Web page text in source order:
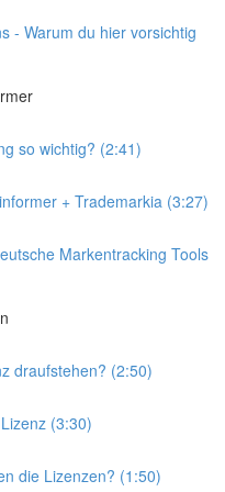
- Warum du hier vorsichtig
so wichtig? (2:41)
+ Trademarkia (3:27)
Markentracking Tools
draufstehen? (2:50)
(3:30)
die Lizenzen? (1:50)